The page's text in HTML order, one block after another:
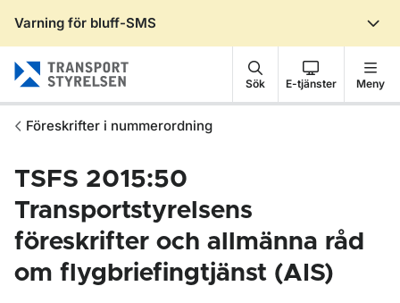
Varning för bluff-SMS
Sök E-tjänster Meny
Föreskrifter i nummerordning
TSFS 2015:50
Transportstyrelsens
föreskrifter och allmänna råd
om flygbriefingtjänst (AIS)